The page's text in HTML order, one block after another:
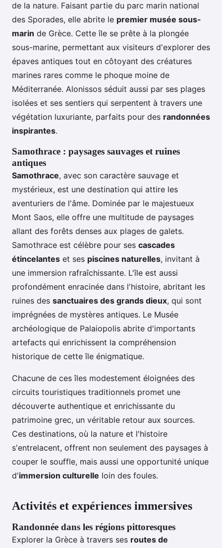
de la nature. Faisant partie du parc marin national
des Sporades, elle abrite le premier musée sous-
marin de Grèce. Cette île se prête à la plongée
sous-marine, permettant aux visiteurs d'explorer des
épaves antiques tout en côtoyant des créatures
marines rares comme le phoque moine de
Méditerranée. Alonissos séduit aussi par ses plages
isolées et ses sentiers qui serpentent à travers une
végétation luxuriante, parfaits pour des randonnées
inspirantes.
Samothrace : paysages sauvages et ruines
antiques
Samothrace, avec son caractère sauvage et
mystérieux, est une destination qui attire les
aventuriers de l'âme. Dominée par le majestueux
Mont Saos, elle offre une multitude de paysages
allant des forêts denses aux plages de galets.
Samothrace est célèbre pour ses cascades
étincelantes et ses piscines naturelles, invitant à
une immersion rafraîchissante. L'île est aussi
profondément enracinée dans l'histoire, abritant les
ruines des sanctuaires des grands dieux, qui sont
imprégnées de mystères antiques. Le Musée
archéologique de Palaiopolis abrite d'importants
artefacts qui enrichissent la compréhension
historique de cette île énigmatique.
Chacune de ces îles modestement éloignées des
circuits touristiques traditionnels promet une
découverte authentique et enrichissante du
patrimoine grec, un véritable retour aux sources.
Ces destinations, où la nature et l'histoire
s'entrelacent, offrent non seulement des paysages à
couper le souffle, mais aussi une opportunité unique
d'immersion culturelle loin des foules.
Activités et expériences immersives
Randonnée dans les régions pittoresques
Explorer la Grèce à travers ses routes de